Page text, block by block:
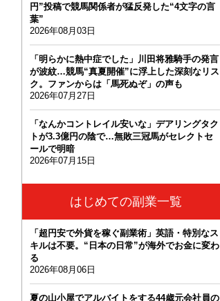
円”投稿で競馬関係者が猛反発した“4文字の言
葉”
2026年08月03日
「明らかに熱中症でした」川田将雅騎手の発言
が波紋…競馬“真夏開催”に浮上した深刻なリス
ク。ファンからは「馬死ぬぞ」の声も
2026年07月27日
「なんかコントレイル安いな」デアリングタク
トが3.3億円の陰で…無敗三冠馬がセレクトセ
ールで明暗
2026年07月15日
はじめての副業一覧
「超円安で外貨を稼ぐ副業術」英語・特別なス
キルは不要。“日本の日常”が海外でお金に変わ
る
2026年08月06日
夏の山小屋でアルバイトをする44歳元会社員の